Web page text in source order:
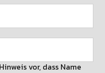
vor, dass Name